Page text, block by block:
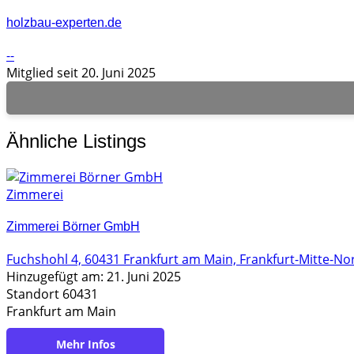
holzbau-experten.de
--
Mitglied seit 20. Juni 2025
Ähnliche Listings
Zimmerei
Zimmerei Börner GmbH
Fuchshohl 4, 60431 Frankfurt am Main, Frankfurt-Mitte-
Hinzugefügt am: 21. Juni 2025
Standort 60431
Frankfurt am Main
https://www.zimmerei-boerner.de/